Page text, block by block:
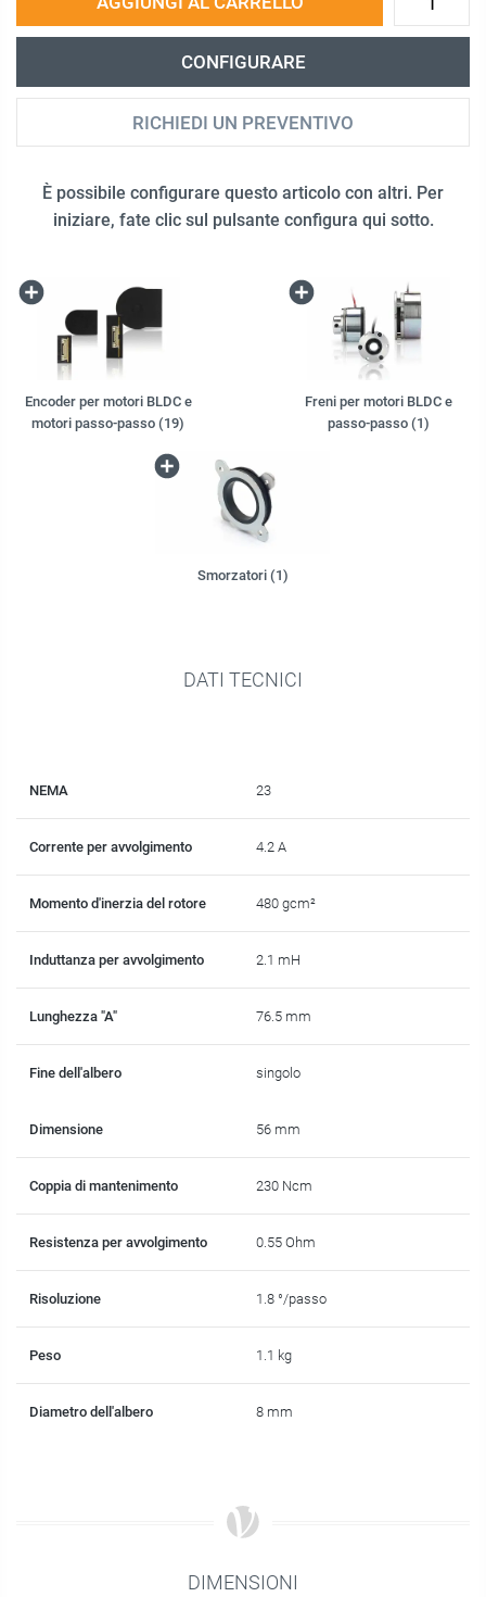
CONFIGURARE
RICHIEDI UN PREVENTIVO
È possibile configurare questo articolo con altri. Per
iniziare, fate clic sul pulsante configura qui sotto.
Encoder per motori BLDC e
motori passo-passo (19)
Freni per motori BLDC e
passo-passo (1)
Smorzatori (1)
DATI TECNICI
NEMA 23
Corrente per avvolgimento 4.2 A
Momento d'inerzia del rotore 480 gcm²
Induttanza per avvolgimento 2.1 mH
Lunghezza "A" 76.5 mm
Fine dell'albero singolo
Dimensione 56 mm
Coppia di mantenimento 230 Ncm
Resistenza per avvolgimento 0.55 Ohm
Risoluzione 1.8 °/passo
Peso 1.1 kg
Diametro dell'albero 8 mm
DIMENSIONI